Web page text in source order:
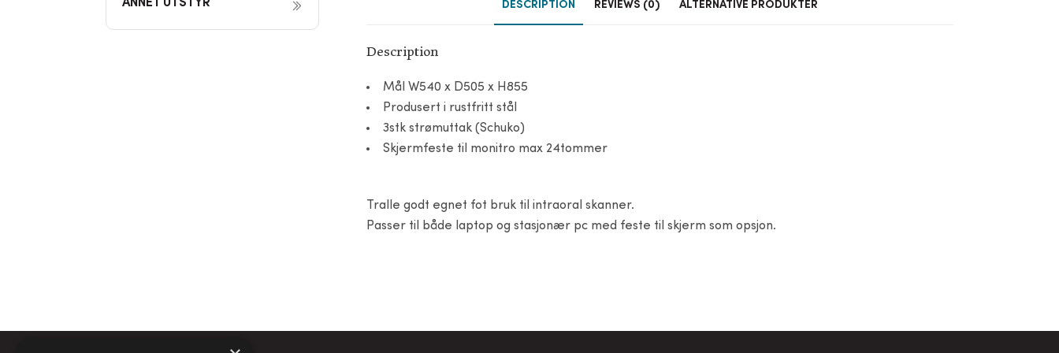
ANNET UTSTYR DESCRIPTION REVIEWS (0) ALTERNATIVE PRODUKTER
Description
Mål W540 x D505 x H855
Produsert i rustfritt stål
3stk strømuttak (Schuko)
Skjermfeste til monitro max 24tommer
Tralle godt egnet fot bruk til intraoral skanner.
Passer til både laptop og stasjonær pc med feste til skjerm som opsjon.